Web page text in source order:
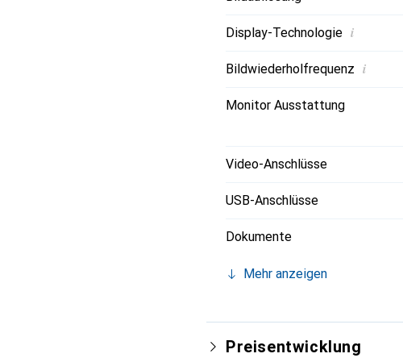
Display-Technologie i
Bildwiederholfrequenz i
Monitor Ausstattung
Video-Anschlüsse
USB-Anschlüsse
Dokumente
Mehr anzeigen
Preisentwicklung